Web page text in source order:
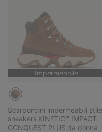
Impermeabile
Scarponcini impermeabili stile
sneakers KINETIC™ IMPACT
CONQUEST PLUS da donna